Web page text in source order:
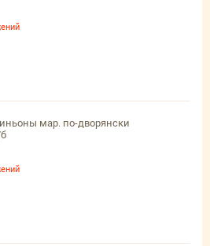
мар. по-дворянски